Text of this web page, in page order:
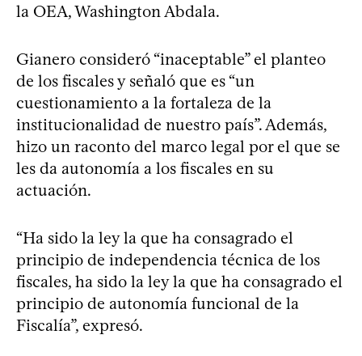
la OEA, Washington Abdala.
Gianero consideró “inaceptable” el planteo
de los fiscales y señaló que es “un
cuestionamiento a la fortaleza de la
institucionalidad de nuestro país”. Además,
hizo un raconto del marco legal por el que se
les da autonomía a los fiscales en su
actuación.
“Ha sido la ley la que ha consagrado el
principio de independencia técnica de los
fiscales, ha sido la ley la que ha consagrado el
principio de autonomía funcional de la
Fiscalía”, expresó.